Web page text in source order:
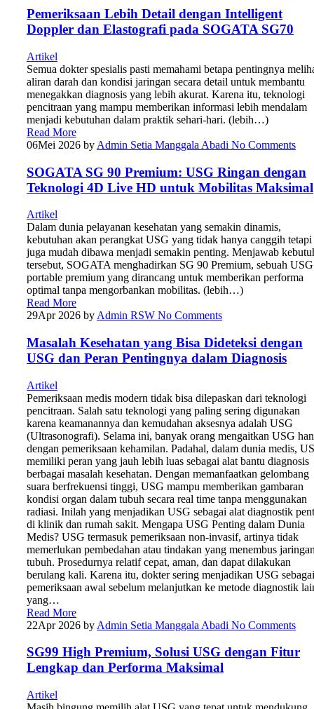
Pemeriksaan Lebih Detail dengan Intelligent
Doppler dan Elastografi pada SOGATA SG70
Artikel
Semua dokter spesialis pasti memahami betapa pentingnya
aliran darah dan kondisi jaringan secara detail untuk membantu
menegakkan diagnosis yang lebih akurat. Karena itu, teknologi
pencitraan yang mampu memberikan informasi lebih mendalam
menjadi kebutuhan dalam praktik sehari-hari. (lebih…)
Read More
06Mei 2026 by Admin Setia Manggala Abadi No Comments
SOGATA SG 90 Premium: USG Ringan dengan
Teknologi 4D Live HD untuk Mobilitas Maksimal
Artikel
Dalam dunia pelayanan kesehatan yang semakin dinamis,
kebutuhan akan perangkat USG yang tidak hanya canggih tetapi
juga mudah dibawa menjadi semakin penting. Menjawab
tersebut, SOGATA menghadirkan SG 90 Premium, sebuah USG
portable premium yang dirancang untuk memberikan performa
optimal tanpa mengorbankan mobilitas. (lebih…)
Read More
29Apr 2026 by Admin RSW No Comments
Masalah Kesehatan yang Bisa Dideteksi dengan
USG dan Peran Pentingnya dalam Diagnosis
Artikel
Pemeriksaan medis modern tidak bisa dilepaskan dari teknologi
pencitraan. Salah satu teknologi yang paling sering digunakan
karena keamanannya dan kemudahan aksesnya adalah USG
(Ultrasonografi). Selama ini, banyak orang mengaitkan USG
dengan pemeriksaan kehamilan. Padahal, dalam dunia medis,
memiliki peran yang jauh lebih luas sebagai alat bantu diagnosis
berbagai masalah kesehatan. Dengan memanfaatkan gelombang
suara berfrekuensi tinggi, USG mampu memberikan gambaran
kondisi organ dalam tubuh secara real time tanpa menggunakan
radiasi. Inilah yang menjadikan USG sebagai alat diagnostik
di klinik dan rumah sakit. Mengapa USG Penting dalam Dunia
Medis? USG termasuk pemeriksaan non-invasif, artinya tidak
memerlukan pembedahan atau tindakan yang menembus
tubuh. Prosedurnya relatif cepat, aman, dan dapat dilakukan
berulang kali. Karena itu, dokter sering menjadikan USG sebagai
pemeriksaan awal sebelum melanjutkan ke metode diagnostik
yang…
Read More
22Apr 2026 by Admin Setia Manggala Abadi No Comments
SG99 High Premium, Solusi USG dengan Fitur
Lengkap dan Performa Maksimal
Artikel